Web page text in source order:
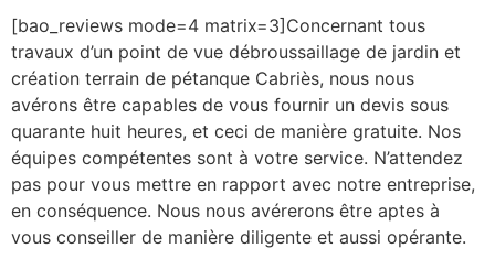
[bao_reviews mode=4 matrix=3]Concernant tous
travaux d’un point de vue débroussaillage de jardin et
création terrain de pétanque Cabriès, nous nous
avérons être capables de vous fournir un devis sous
quarante huit heures, et ceci de manière gratuite. Nos
équipes compétentes sont à votre service. N’attendez
pas pour vous mettre en rapport avec notre entreprise,
en conséquence. Nous nous avérerons être aptes à
vous conseiller de manière diligente et aussi opérante.